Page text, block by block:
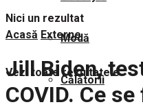
Modă
Călătorii
Nici un rezultat
Vezi toate rezultatele
Acasă Externe
Jill Biden,
COVID. Ce